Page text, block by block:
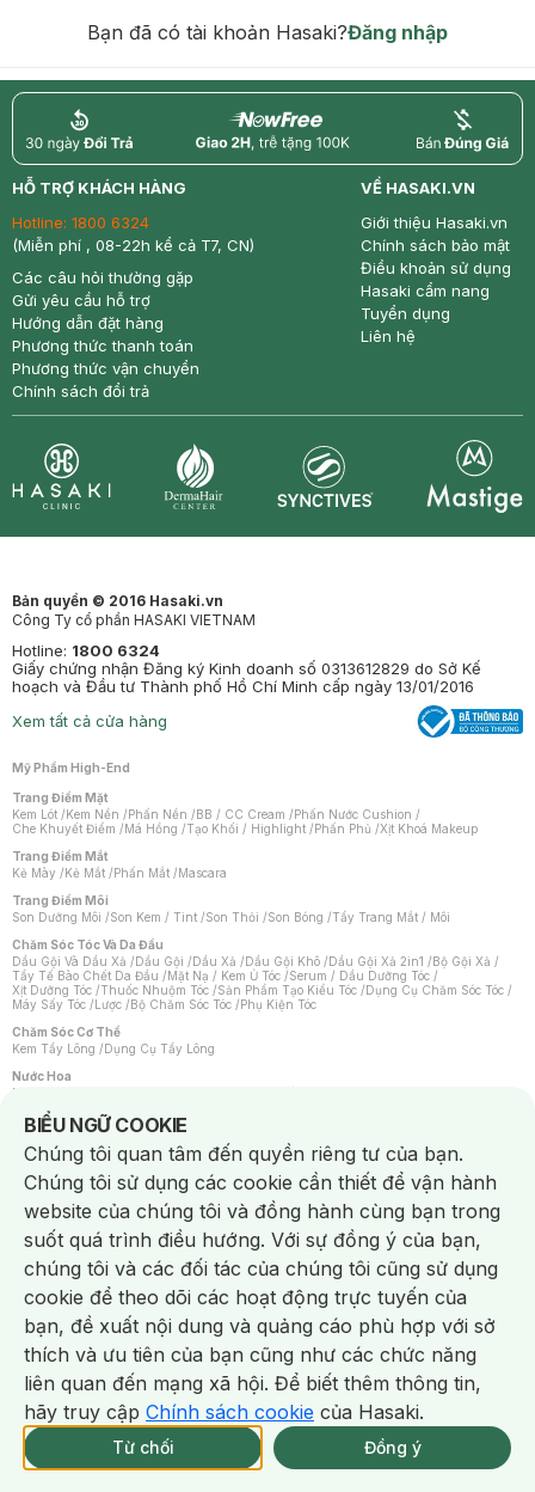
Bạn đã có tài khoản Hasaki?Đăng nhập
return nowfree price
HỖ TRỢ KHÁCH HÀNG
Hotline: 1800 6324
(Miễn phí , 08-22h kể cả T7, CN)
Các câu hỏi thường gặp
Gửi yêu cầu hỗ trợ
Hướng dẫn đặt hàng
Phương thức thanh toán
Phương thức vận chuyển
Chính sách đổi trả
VỀ HASAKI.VN
Giới thiệu Hasaki.vn
Chính sách bảo mật
Điều khoản sử dụng
Hasaki cẩm nang
Tuyển dụng
Liên hệ
Bản quyền © 2016 Hasaki.vn
Công Ty cổ phần HASAKI VIETNAM
Hotline: 1800 6324
Giấy chứng nhận Đăng ký Kinh doanh số 0313612829 do Sở Kế
hoạch và Đầu tư Thành phố Hồ Chí Minh cấp ngày 13/01/2016
Xem tất cả cửa hàng
Mỹ Phẩm High-End
Trang Điểm Mặt
Kem Lót /Kem Nền /Phấn Nền /BB / CC Cream /Phấn Nước Cushion /
Che Khuyết Điểm /Má Hồng /Tạo Khối / Highlight /Phấn Phủ /Xịt Khoá Makeup
Trang Điểm Mắt
Kẻ Mày /Kẻ Mắt /Phấn Mắt /Mascara
Trang Điểm Môi
Son Dưỡng Môi /Son Kem / Tint /Son Thỏi /Son Bóng /Tẩy Trang Mắt / Môi
Chăm Sóc Tóc Và Da Đầu
Dầu Gội Và Dầu Xả /Dầu Gội /Dầu Xả /Dầu Gội Khô /Dầu Gội Xả 2in1 /Bộ Gội Xả /
Tẩy Tế Bào Chết Da Đầu /Mặt Nạ / Kem Ủ Tóc /Serum / Dầu Dưỡng Tóc /
Xịt Dưỡng Tóc /Thuốc Nhuộm Tóc /Sản Phẩm Tạo Kiểu Tóc /Dụng Cụ Chăm Sóc Tóc /
Máy Sấy Tóc /Lược /Bộ Chăm Sóc Tóc /Phụ Kiện Tóc
Chăm Sóc Cơ Thể
Kem Tẩy Lông /Dụng Cụ Tẩy Lông
Nước Hoa
Nước Hoa Nữ
Chăm Sóc Cá Nhân
Chống Muỗi /Khẩu Trang /Máy Massage/Mặt Nạ Xông Hơi /Nước Rửa Tay/
Sản Phẩm Chăm Sóc Khác /Bàn Chải Đánh Răng /Bàn Chải Điện/
Hỗ Trợ Trắng Răng/Kem Đánh Răng /Máy Tăm Nước/ Nước Súc Miệng/
Tăm / Chỉ Nha Khoa/ Xịt Thơm Miệng / Dung Dịch Vệ Sinh/Dưỡng Vùng Kín/
Khăn Ướt Vệ Sinh Vùng Kín/Băng Vệ Sinh/Tampon/Bọt Cạo Râu /Dao Cạo Râu/
Máy Cạo Râu
Vấn Đề Về Da
Da Dầu / Lỗ Chân Lông To/ Da Khô / Mất Nước/ Da Lão Hóa/ Da Mụn/
Da Nhạy Cảm / Kích Ứng
Da Xỉn Màu Thâm / Nám / Tàn Nhang
Quầng Thâm & Bọng Mắt /Sẹo /Viêm Da Cơ Địa
Dụng Cụ / Phụ Kiện Chăm Sóc Da
Bông Tẩy Trang
Khăn Lau Mặt Khô Dụng Cụ / Máy Rửa Mặt Máy Chăm Sóc Da
Dụng Cụ Chăm Sóc Khác
BIỂU NGỮ COOKIE
Notice about cookies usage
Chúng tôi quan tâm đến quyền riêng tư của bạn.
Chúng tôi sử dụng các cookie cần thiết để vận hành
website của chúng tôi và đồng hành cùng bạn trong
suốt quá trình điều hướng. Với sự đồng ý của bạn,
chúng tôi và các đối tác của chúng tôi cũng sử dụng
cookie để theo dõi các hoạt động trực tuyến của
bạn, đề xuất nội dung và quảng cáo phù hợp với sở
thích và ưu tiên của bạn cũng như các chức năng
liên quan đến mạng xã hội. Để biết thêm thông tin,
hãy truy cập Chính sách cookie của Hasaki.
Từ chối Đồng ý